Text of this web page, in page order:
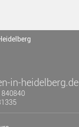
in-heidelberg.de
840840